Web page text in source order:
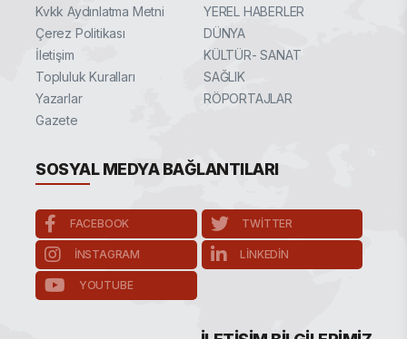
Kvkk Aydınlatma Metni
Çerez Politikası
İletişim
Topluluk Kuralları
Yazarlar
Gazete
YEREL HABERLER
DÜNYA
KÜLTÜR- SANAT
SAĞLIK
RÖPORTAJLAR
SOSYAL MEDYA BAĞLANTILARI
FACEBOOK TWITTER
INSTAGRAM LINKEDIN
YOUTUBE